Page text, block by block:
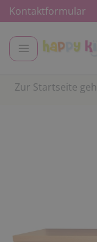
Kontaktformular
Zur Startseite